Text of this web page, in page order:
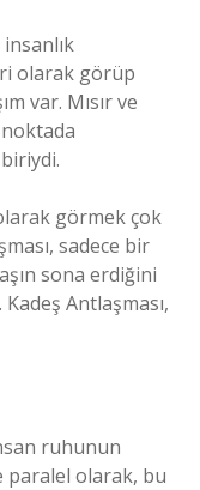
olarak görüp
var. Mısır ve
görmek çok
sadece bir
sona erdiğini
Antlaşması,
ruhunun
paralel olarak, bu